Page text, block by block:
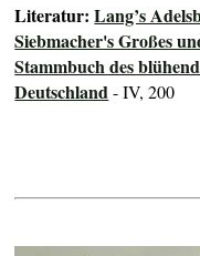
Literatur:Lang’s
Siebmacher's Großes
Stammbuch des
Deutschland- IV, 200